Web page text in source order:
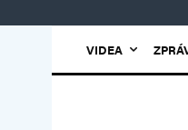
VIDEA